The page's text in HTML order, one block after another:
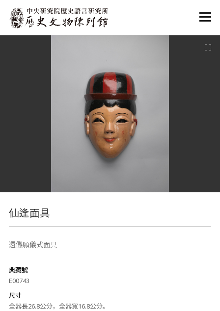
:::
仙逢面具
還儺願儀式面具
典藏號
E00743
尺寸
全器長26.8公分，全器寬16.8公分。